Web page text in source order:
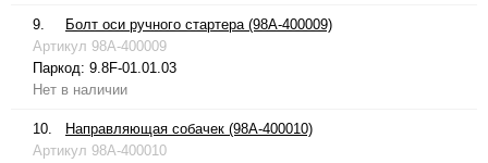
9.
Болт оси ручного стартера (98A-400009)
Артикул 98A-400009
Паркод: 9.8F-01.01.03
Нет в наличии
10.
Направляющая собачек (98A-400010)
Артикул 98A-400010